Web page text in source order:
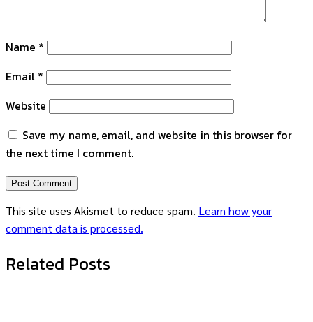
Name *
Email *
Website
Save my name, email, and website in this browser for
the next time I comment.
This site uses Akismet to reduce spam. Learn how your
comment data is processed.
Related Posts